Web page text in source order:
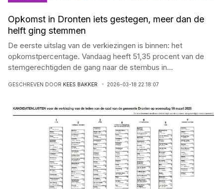
Opkomst in Dronten iets gestegen, meer dan de
helft ging stemmen
De eerste uitslag van de verkiezingen is binnen: het
opkomstpercentage. Vandaag heeft 51,35 procent van de
stemgerechtigden de gang naar de stembus in...
GESCHREVEN DOOR KEES BAKKER 2026-03-18 22:18:07